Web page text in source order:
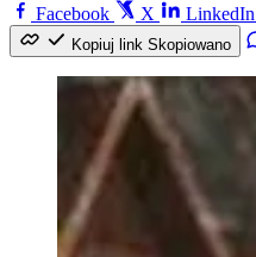
Facebook
X LinkedIn
Kopiuj link Skopiowano